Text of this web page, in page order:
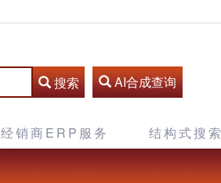
搜索 AI合成查询
经销商ERP服务 结构式搜索